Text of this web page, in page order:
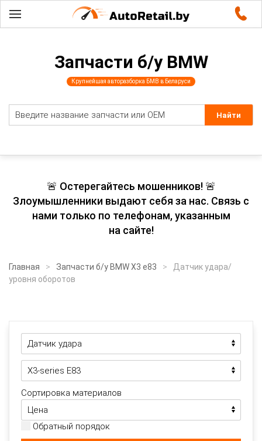
Запчасти б/у BMW
Крупнейшая авторазборка БМВ в Беларуси
🚨 Остерегайтесь мошенников! 🚨
Злоумышленники выдают себя за нас. Связь с
нами только по телефонам, указанным
на сайте!
Главная Запчасти б/у BMW X3 e83
Датчик удара/
уровня оборотов
Сортировка материалов
Обратный порядок